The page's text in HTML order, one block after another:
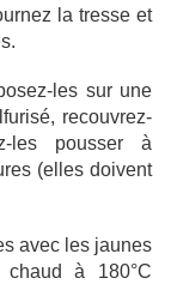
la tresse et
les sur une
recouvrez-
les pousser à
(elles doivent
avec les jaunes
à 180°C